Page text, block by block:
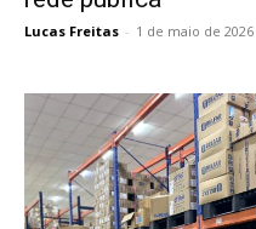
Lucas Freitas - 1 de maio de 2026